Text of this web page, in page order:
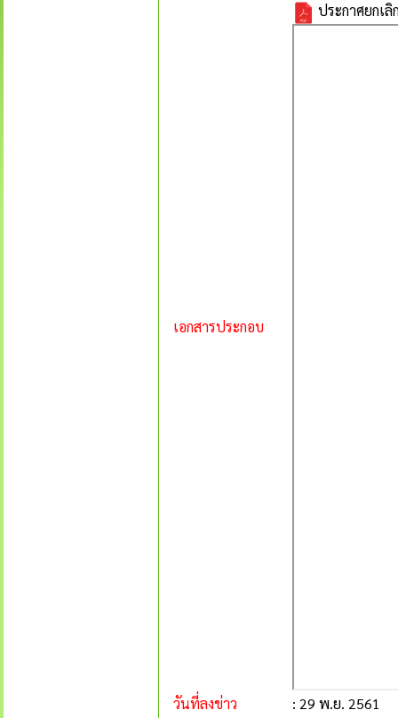
เอกสารประกอบ
ประกาศยกเ
วันที่ลงข่าว
: 29 พ.ย. 2561